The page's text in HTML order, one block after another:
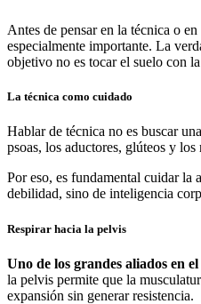
Antes de pensar en la técnica o
especialmente importante. La
objetivo no es tocar el suelo con
La técnica como cuidado
Hablar de técnica no es buscar
psoas, los aductores, glúteos y
Por eso, es fundamental cuidar la
debilidad, sino de inteligencia
Respirar hacia la pelvis
Uno de los grandes aliados en
la pelvis permite que la
expansión sin generar resistencia.